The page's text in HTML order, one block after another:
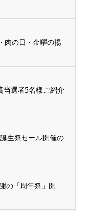
肉の日・金曜の揚
当選者5名様ご紹介
生祭セール開催の
の「周年祭」開